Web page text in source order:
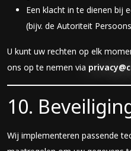
Een klacht in te dienen bij
(bijv. de Autoriteit
U kunt uw rechten op elk
ons op te nemen via
10.
Wij implementeren passende